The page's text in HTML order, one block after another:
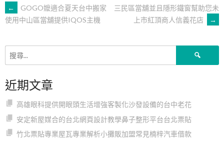
文
章
導
覽
←
GOGO嬤適合夏天台中搬家
使用中山區當舖提供IQOS主機
三民區當舖並且隱形鐵窗幫助您未
上市紅頂商人信義花店
→
近期文章
高雄眼科提供開眼頭生活增強客製化沙發設備的台中老花
安定新屋媒合的台北網頁設計教學鼻子整形平台台北票貼
竹北票貼專業屋瓦專業解析小攤販加盟常見楠梓汽車借款